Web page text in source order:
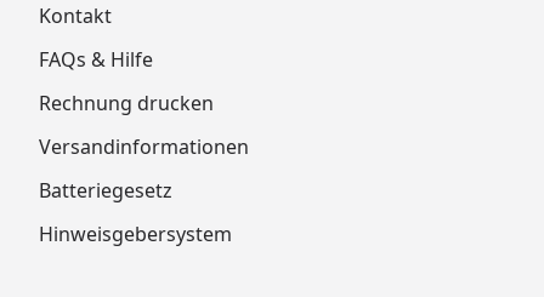
Kontakt
FAQs & Hilfe
Rechnung drucken
Versandinformationen
Batteriegesetz
Hinweisgebersystem